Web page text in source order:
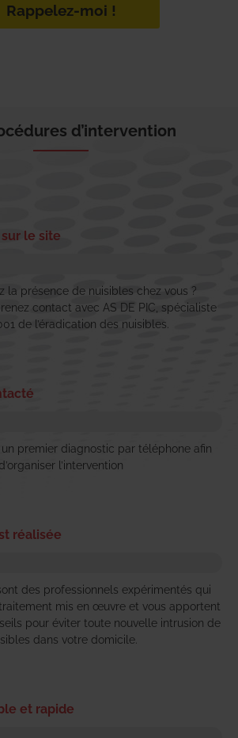
Rappelez-moi !
d’intervention
le site
la présence de nuisibles chez vous ?
contact avec AS DE PIC, spécialiste
de l’éradication des nuisibles.
premier diagnostic par téléphone afin
d’organiser l’intervention
réalisée
des professionnels expérimentés qui
mis en œuvre et vous apportent
pour éviter toute nouvelle intrusion de
dans votre domicile.
et rapide